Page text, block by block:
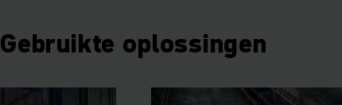
Gebruikte oplossingen